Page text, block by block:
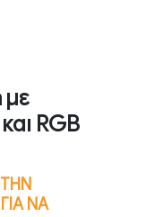
με
RGB
ΓΙΑ ΝΑ